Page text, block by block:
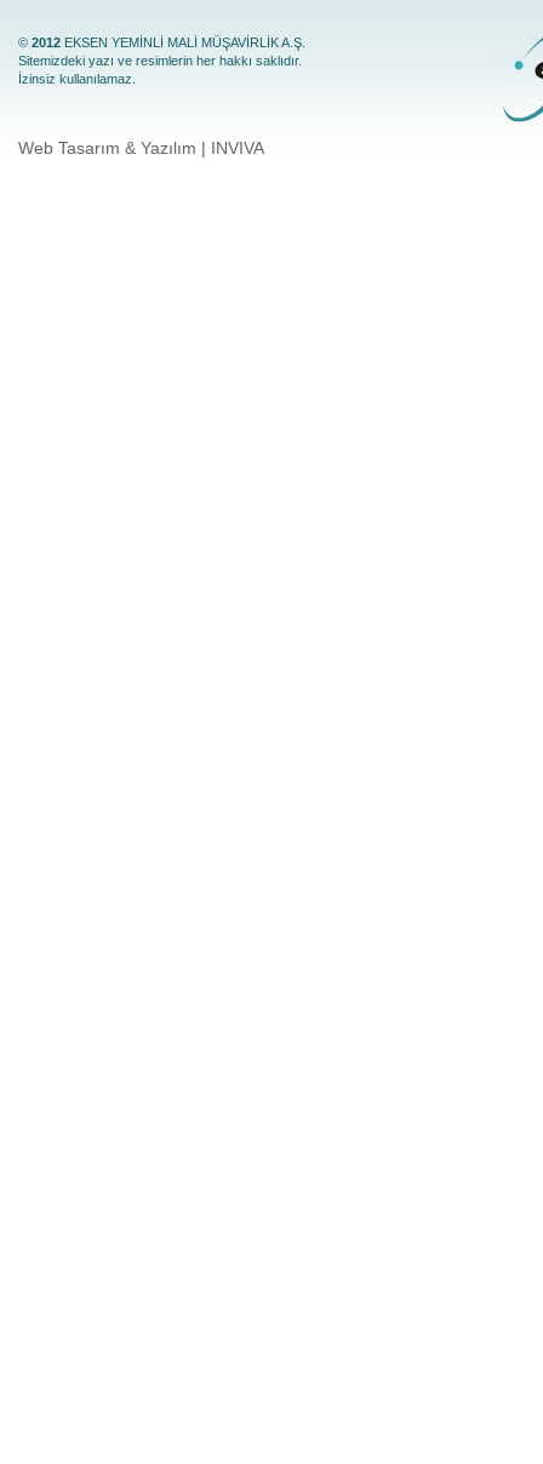
© 2012 EKSEN YEMİNLİ MALİ MÜŞAVİRLİK A.Ş.
Sitemizdeki yazı ve resimlerin her hakkı saklıdır.
İzinsiz kullanılamaz.
Web Tasarım & Yazılım | INVIVA